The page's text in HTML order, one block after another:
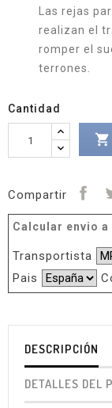
Las rejas
realizan el
romper el
terrones.
Cantidad

Compartir
Calcular envio
Transportista
Pais
DESCRIPCIÓN
DETALLES DEL